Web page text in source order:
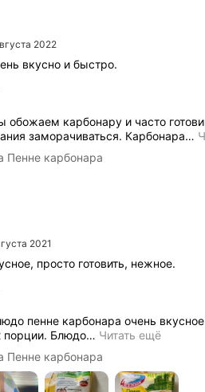
2022
вкусно и быстро.
обожаем карбонару и часто
заморачиваться. Карбонара…
Пенне карбонара
2021
просто готовить, нежное.
пенне карбонара очень
порции. Блюдо… Читать ещё
Пенне карбонара